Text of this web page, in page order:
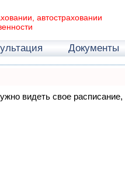
автостраховании
Документы
видеть свое